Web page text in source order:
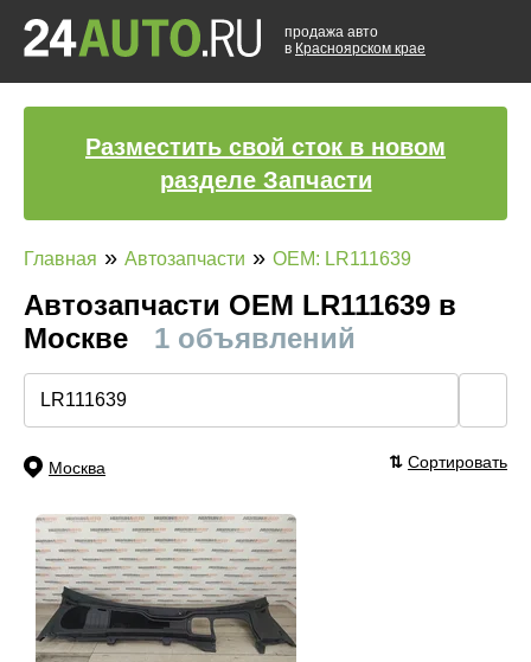
продажа авто
в Красноярском крае
Разместить свой сток в новом
разделе Запчасти
Главная » Автозапчасти » OEM: LR111639
Автозапчасти ОЕМ LR111639 в
Москве
1 объявлений
Москва ⇅ Сортировать